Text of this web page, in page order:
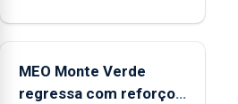
2025
Micaelense
MEO Monte Verde
regressa com reforço